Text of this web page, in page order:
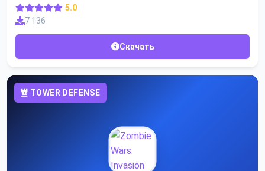
5.0
7 136
Скачать
TOWER DEFENSE